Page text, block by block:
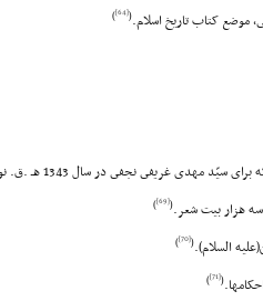
(
[64]
)
(
[69]
)
(
[70]
)
(
[71]
)